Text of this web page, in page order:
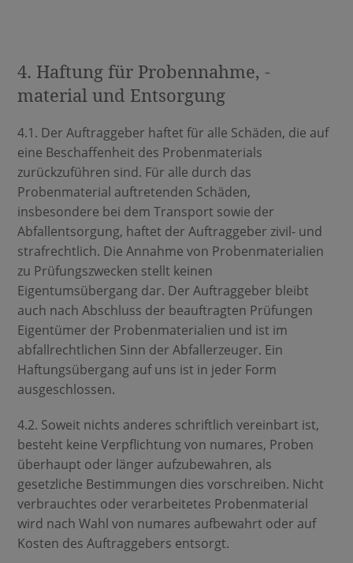
4. Haftung für Probennahme, -
material und Entsorgung
4.1. Der Auftraggeber haftet für alle Schäden, die auf
eine Beschaffenheit des Probenmaterials
zurückzuführen sind. Für alle durch das
Probenmaterial auftretenden Schäden,
insbesondere bei dem Transport sowie der
Abfallentsorgung, haftet der Auftraggeber zivil- und
strafrechtlich. Die Annahme von Probenmaterialien
zu Prüfungszwecken stellt keinen
Eigentumsübergang dar. Der Auftraggeber bleibt
auch nach Abschluss der beauftragten Prüfungen
Eigentümer der Probenmaterialien und ist im
abfallrechtlichen Sinn der Abfallerzeuger. Ein
Haftungsübergang auf uns ist in jeder Form
ausgeschlossen.
4.2. Soweit nichts anderes schriftlich vereinbart ist,
besteht keine Verpflichtung von numares, Proben
überhaupt oder länger aufzubewahren, als
gesetzliche Bestimmungen dies vorschreiben. Nicht
verbrauchtes oder verarbeitetes Probenmaterial
wird nach Wahl von numares aufbewahrt oder auf
Kosten des Auftraggebers entsorgt.